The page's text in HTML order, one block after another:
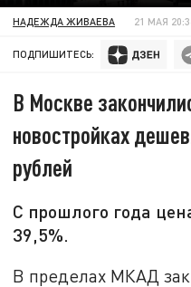
НАДЕЖДА ЖИВАЕВА 21 МАЯ
ПОДПИШИТЕСЬ:
В Москве
новостройках
рублей
С прошлого года
39,5%.
В пределах МКАД